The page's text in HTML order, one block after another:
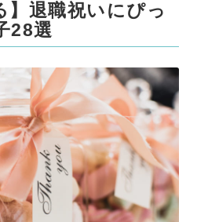
】退職祝いにぴっ
28選